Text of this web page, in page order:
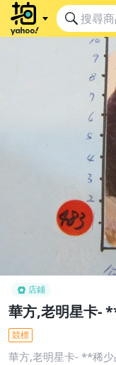
店鋪
華方,老明星卡-
競標
華方,老明星卡- **稀少